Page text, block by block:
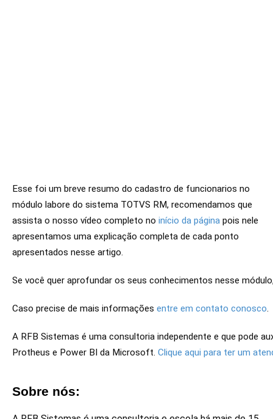
Esse foi um breve resumo do cadastro de funcionarios no
módulo labore do sistema TOTVS RM, recomendamos que
assista o nosso vídeo completo no início da página pois nele
apresentamos uma explicação completa de cada ponto
apresentados nesse artigo.
Se você quer aprofundar os seus conhecimentos nesse
Caso precise de mais informações entre em contato conosco.
A RFB Sistemas é uma consultoria independente e que pode
Protheus e Power BI da Microsoft. Clique aqui para ter um
Sobre nós: